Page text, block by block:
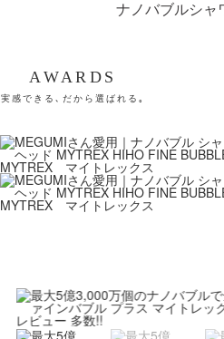
ナノバブルシャ
AWARDS
実感できる､ だから選ばれる｡